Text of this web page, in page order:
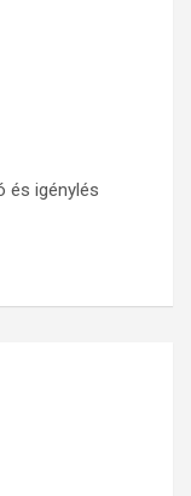
és igénylés